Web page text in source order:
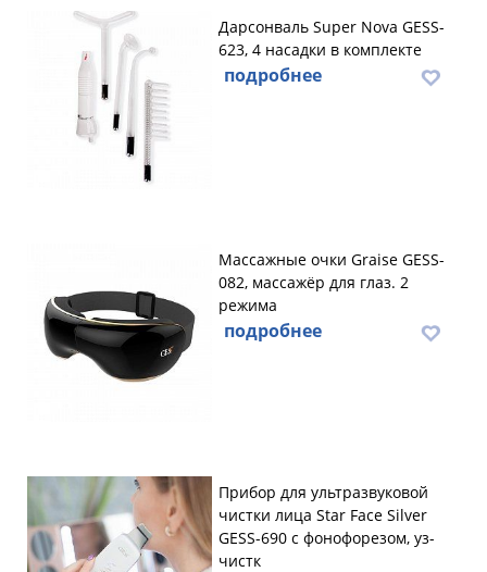
Дарсонваль Super Nova GESS-
623, 4 насадки в комплекте
подробнее
Массажные очки Graise GESS-
082, массажёр для глаз. 2
режима
подробнее
Прибор для ультразвуковой
чистки лица Star Face Silver
GESS-690 с фонофорезом, уз-
чистк